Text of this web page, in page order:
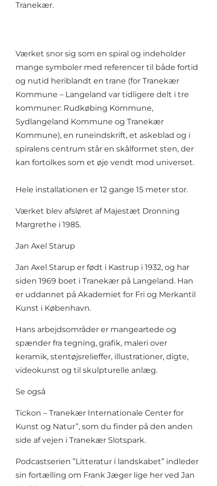
Tranekær.
Værket snor sig som en spiral og indeholder
mange symboler med referencer til både fortid
og nutid heriblandt en trane (for Tranekær
Kommune – Langeland var tidligere delt i tre
kommuner: Rudkøbing Kommune,
Sydlangeland Kommune og Tranekær
Kommune), en runeindskrift, et askeblad og i
spiralens centrum står en skålformet sten, der
kan fortolkes som et øje vendt mod universet.
Hele installationen er 12 gange 15 meter stor.
Værket blev afsløret af Majestæt Dronning
Margrethe i 1985.
Jan Axel Starup
Jan Axel Starup er født i Kastrup i 1932, og har
siden 1969 boet i Tranekær på Langeland. Han
er uddannet på Akademiet for Fri og Merkantil
Kunst i København.
Hans arbejdsområder er mangeartede og
spænder fra tegning, grafik, maleri over
keramik, stentøjsrelieffer, illustrationer, digte,
videokunst og til skulpturelle anlæg.
Se også
Tickon – Tranekær Internationale Center for
Kunst og Natur”, som du finder på den anden
side af vejen i Tranekær Slotspark.
Podcastserien ”Litteratur i landskabet” indleder
sin fortælling om Frank Jæger lige her ved Jan